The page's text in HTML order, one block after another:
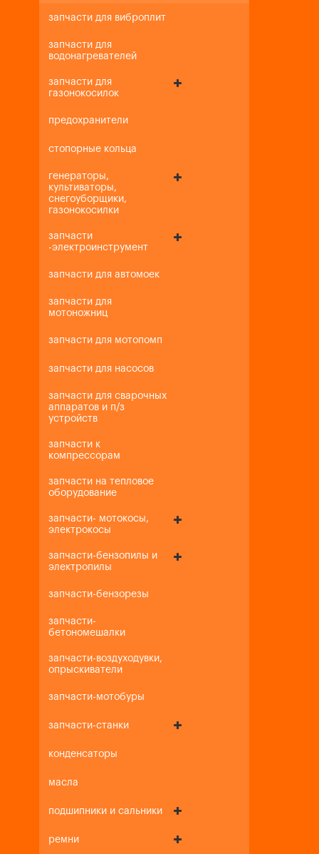
запчасти для виброплит
запчасти для
водонагревателей
запчасти для
газонокосилок
предохранители
стопорные кольца
генераторы,
культиваторы,
снегоуборщики,
газонокосилки
запчасти
-электроинструмент
запчасти для автомоек
запчасти для
мотоножниц
запчасти для мотопомп
запчасти для насосов
запчасти для сварочных
аппаратов и п/з
устройств
запчасти к
компрессорам
запчасти на тепловое
оборудование
запчасти- мотокосы,
электрокосы
запчасти-бензопилы и
электропилы
запчасти-бензорезы
запчасти-
бетономешалки
запчасти-воздуходувки,
опрыскиватели
запчасти-мотобуры
запчасти-станки
конденсаторы
масла
подшипники и сальники
ремни